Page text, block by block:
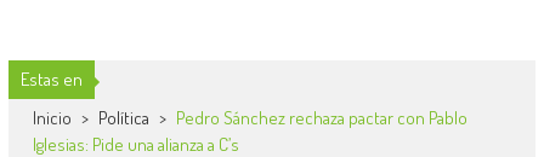
Estas en
Inicio > Política > Pedro Sánchez rechaza pactar con Pablo
Iglesias: Pide una alianza a C’s